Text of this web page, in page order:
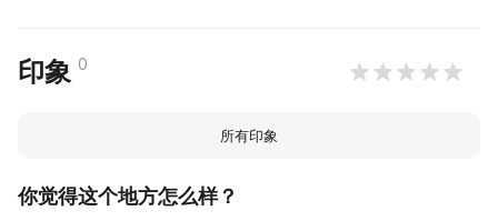
印象 0
所有印象
你觉得这个地方怎么样？